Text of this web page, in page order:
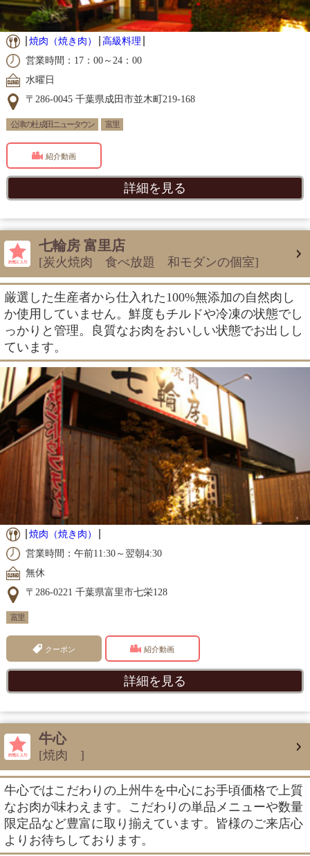
焼肉（焼き肉）
高級料理
営業時間：17：00～24：00
水曜日
〒286-0045 千葉県成田市並木町219-168
公津の杜 成田ニュータウン 富里
紹介動画
詳細を見る
七輪房 富里店
[炭火焼肉 食べ放題 和モダンの個室]
厳選した生産者から仕入れた100%無添加の自然肉し
か使用していません。鮮度もチルドや冷凍の状態でし
っかりと管理。良質なお肉をおいしい状態でお出しし
ています。
焼肉（焼き肉）
営業時間：午前11:30～翌朝4:30
無休
〒286-0221 千葉県富里市七栄128
富里
クーポン 紹介動画
詳細を見る
牛心
[焼肉 ]
牛心ではこだわりの上州牛を中心にお手頃価格で上質
なお肉が味わえます。こだわりの単品メニューや数量
限定品など豊富に取り揃えています。皆様のご来店心
よりお待ちしております。